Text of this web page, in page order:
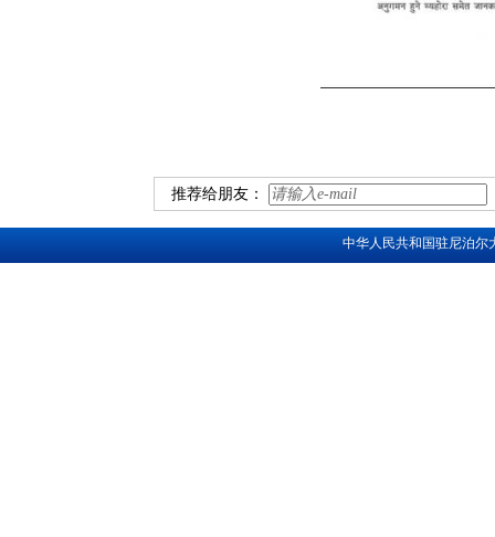
推荐给朋友：
中华人民共和国驻尼泊尔